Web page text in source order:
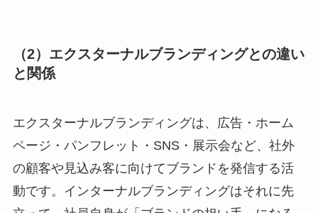
（2）エクスターナルブランディングとの違い
と関係
エクスターナルブランディングは、広告・ホーム
ページ・パンフレット・SNS・展示会など、社外
の顧客や見込み客に向けてブランドを発信する活
動です。インターナルブランディングはそれに先